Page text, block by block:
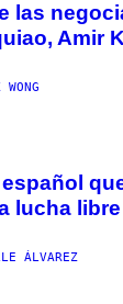
las
Amir
lucha
ÁLVAREZ